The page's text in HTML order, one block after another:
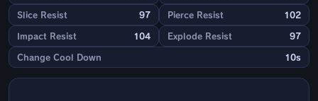
Slice Resist 97 Pierce Resist 102
Impact Resist 104 Explode Resist 97
Change Cool Down 10s